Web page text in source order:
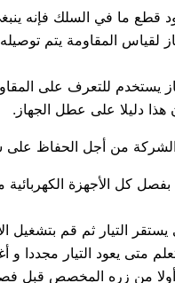
ما في السلك فإنه
لقياس المقاومة يتم
يستخدم للتعرف على
دليلا على عطل الجهاز.
من أجل الحفاظ على
بفصل كل الأجهزة
يستقر التيار ثم قم بتشغيل
متى يعود التيار مجددا و
من زره المخصص قبل